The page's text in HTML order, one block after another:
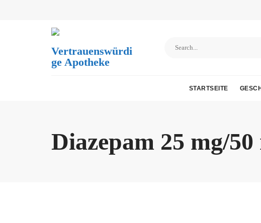
Vertrauenswürdi
Ge Apotheke
STARTSEITE
Diazepam 25 mg/50